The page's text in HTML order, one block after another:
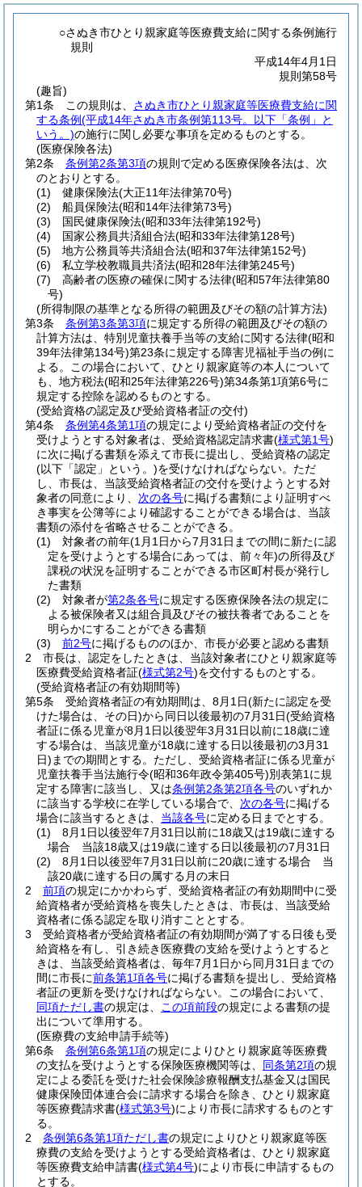
○さぬき市ひとり親家庭等医療費支給に関する条例施行
規則
平成14年4月1日
規則第58号
(趣旨)
第1条
この規則は、 さぬき市ひとり親家庭等医療費支給に関
する条例(平成14年さぬき市条例第113号。以下「条例」と
いう。)の施行に関し必要な事項を定めるものとする。
(医療保険各法)
第2条
条例第2条第3項の規則で定める医療保険各法は、次
のとおりとする。
(1)
健康保険法(大正11年法律第70号)
(2)
船員保険法(昭和14年法律第73号)
(3)
国民健康保険法(昭和33年法律第192号)
(4)
国家公務員共済組合法(昭和33年法律第128号)
(5)
地方公務員等共済組合法(昭和37年法律第152号)
(6)
私立学校教職員共済法(昭和28年法律第245号)
(7)
高齢者の医療の確保に関する法律(昭和57年法律第80
号)
(所得制限の基準となる所得の範囲及びその額の計算方法)
第3条
条例第3条第3項に規定する所得の範囲及びその額の
計算方法は、特別児童扶養手当等の支給に関する法律(昭和
39年法律第134号)第23条に規定する障害児福祉手当の例に
よる。
この場合において、ひとり親家庭等の本人について
も、地方税法(昭和25年法律第226号)第34条第1項第6号に
規定する控除を認めるものとする。
(受給資格の認定及び受給資格者証の交付)
第4条
条例第4条第1項の規定により受給資格者証の交付を
受けようとする対象者は、受給資格認定請求書(様式第1号)
に次に掲げる書類を添えて市長に提出し、受給資格の認定
(以下「認定」という。)を受けなければならない。 ただ
し、市長は、当該受給資格者証の交付を受けようとする対
象者の同意により、 次の各号に掲げる書類により証明すべ
き事実を公簿等により確認することができる場合は、当該
書類の添付を省略させることができる。
(1)
対象者の前年(1月1日から7月31日までの間に新たに認
定を受けようとする場合にあっては、前々年)の所得及び
課税の状況を証明することができる市区町村長が発行し
た書類
(2)
対象者が第2条各号に規定する医療保険各法の規定に
よる被保険者又は組合員及びその被扶養者であることを
明らかにすることができる書類
(3)
前2号に掲げるもののほか、市長が必要と認める書類
2
市長は、認定をしたときは、当該対象者にひとり親家庭等
医療費受給資格者証(様式第2号)を交付するものとする。
(受給資格者証の有効期間等)
第5条
受給資格者証の有効期間は、8月1日(新たに認定を受
けた場合は、その日)から同日以後最初の7月31日(受給資格
者証に係る児童が8月1日以後翌年3月31日以前に18歳に達
する場合は、当該児童が18歳に達する日以後最初の3月31
日) までの期間とする。 ただし、受給資格者証に係る児童が
児童扶養手当法施行令(昭和36年政令第405号)別表第1に規
定する障害に該当し、又は条例第2条第2項各号のいずれか
に該当する学校に在学している場合で、 次の各号に掲げる
場合に該当するときは、 当該各号に定める日までとする。
(1)
8月1日以後翌年7月31日以前に18歳又は19歳に達する
場合 当該18歳又は19歳に達する日以後最初の7月31日
(2)
8月1日以後翌年7月31日以前に20歳に達する場合 当
該20歳に達する日の属する月の末日
2
前項の規定にかかわらず、受給資格者証の有効期間中に受
給資格者が受給資格を喪失したときは、市長は、当該受給
資格者に係る認定を取り消すこととする。
3
受給資格者が受給資格者証の有効期間が満了する日後も受
給資格を有し、引き続き医療費の支給を受けようとすると
きは、当該受給資格者は、毎年7月1日から同月31日までの
間に市長に前条第1項各号に掲げる書類を提出し、受給資格
者証の更新を受けなければならない。
この場合において、
同項ただし書の規定は、 この項前段の規定による書類の提
出について準用する。
(医療費の支給申請手続等)
第6条
条例第6条第1項の規定によりひとり親家庭等医療費
の支払を受けようとする保険医療機関等は、 同条第2項の規
定による委託を受けた社会保険診療報酬支払基金又は国民
健康保険団体連合会に請求する場合を除き、ひとり親家庭
等医療費請求書(様式第3号)により市長に請求するものとす
る。
2
条例第6条第1項ただし書の規定によりひとり親家庭等医
療費の支給を受けようとする受給資格者は、ひとり親家庭
等医療費支給申請書(様式第4号)により市長に申請するもの
とする。